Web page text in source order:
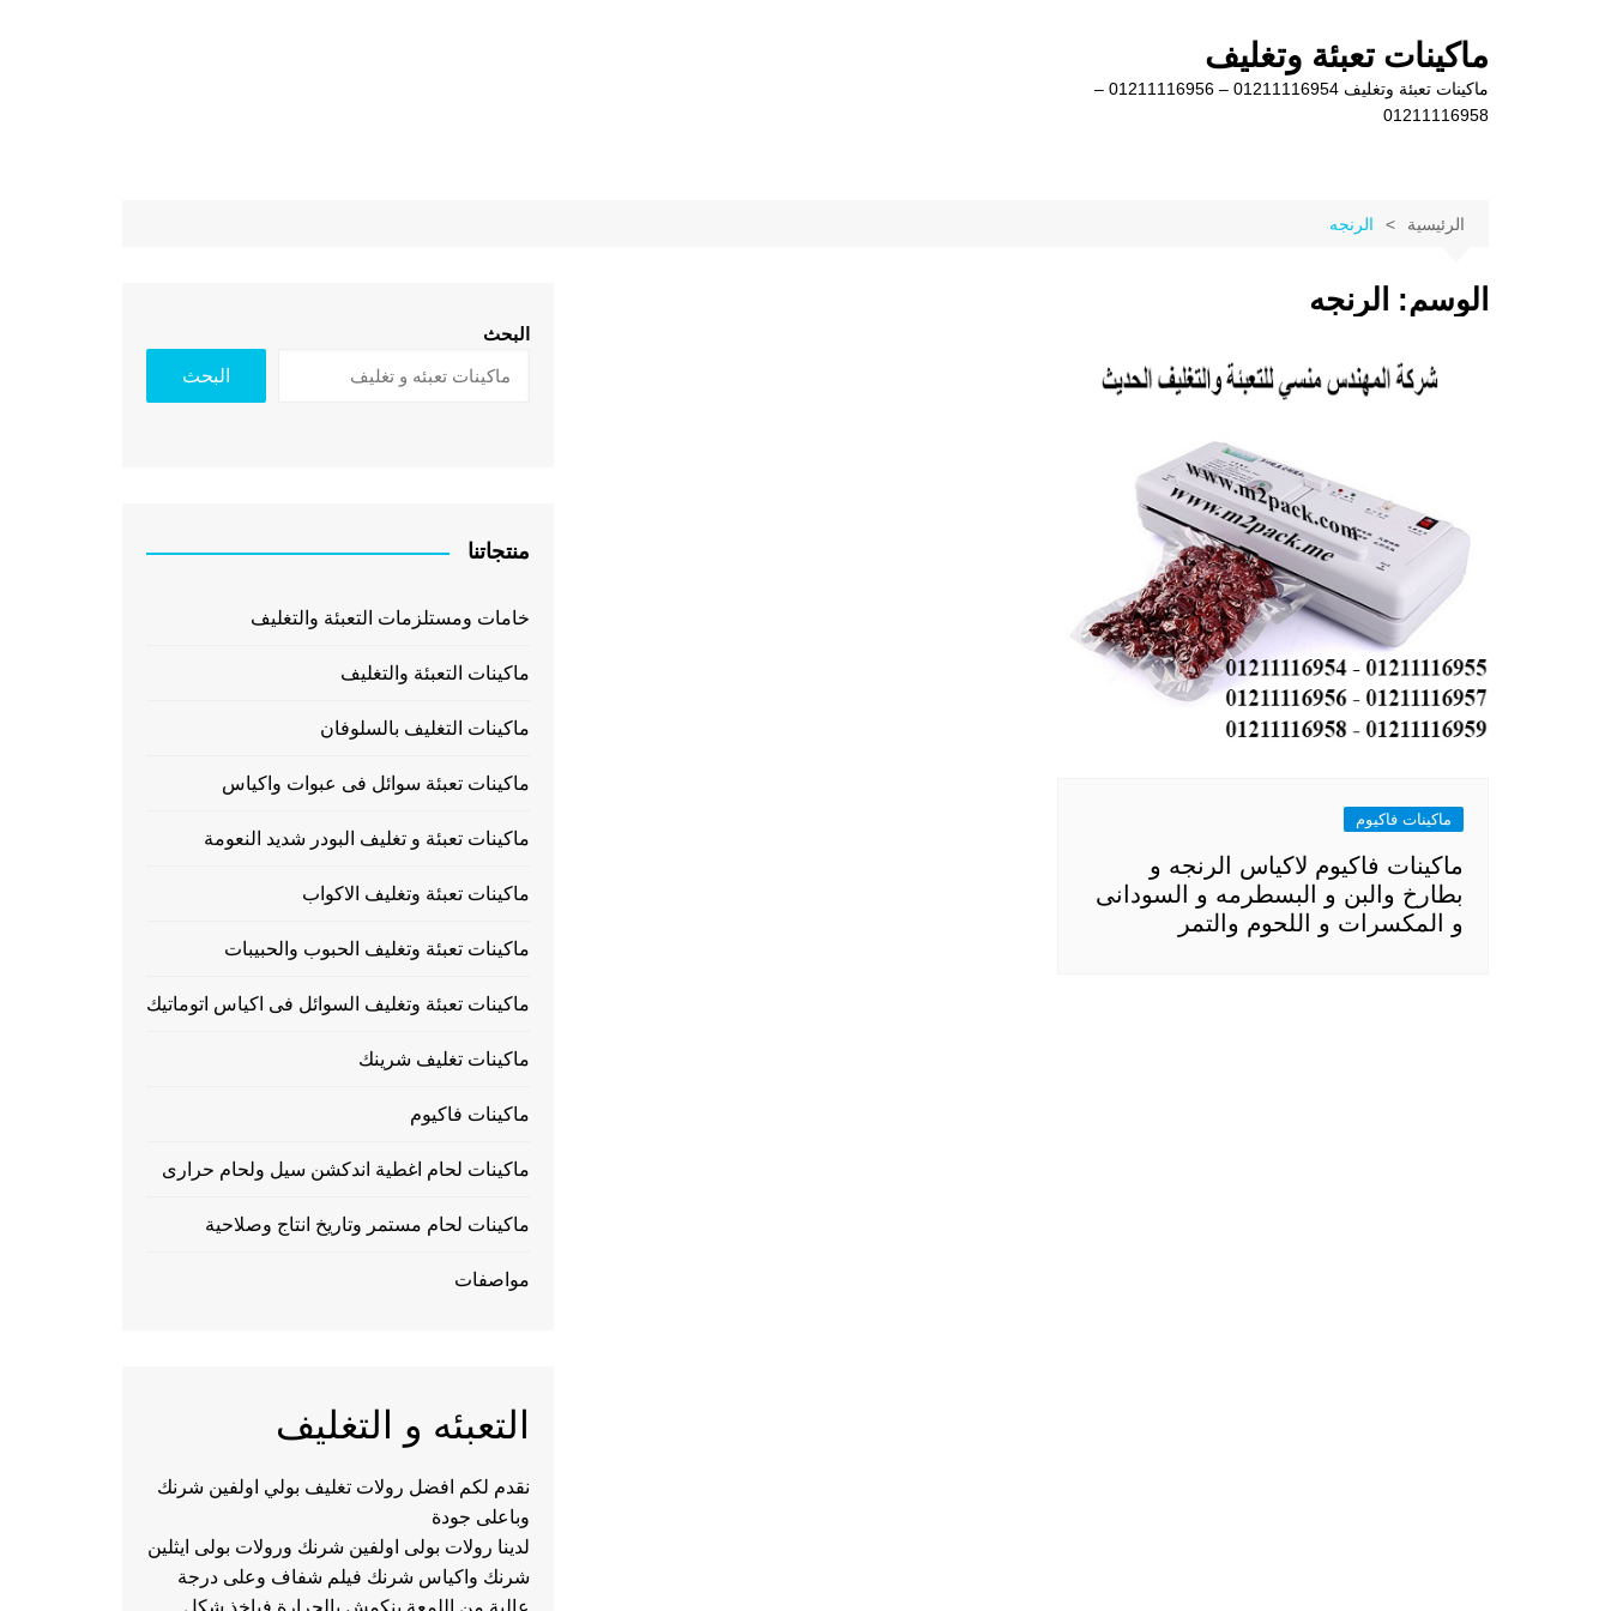
ماكينات تعبئة وتغليف
ماكينات تعبئة وتغليف 01211116954 – 01211116956 –
01211116958
الرئيسية الرنجه
الوسم: الرنجه
ماكينات فاكيوم
ماكينات فاكيوم لاكياس الرنجه و
بطارخ والبن و البسطرمه و السودانى
و المكسرات و اللحوم والتمر
البحث
البحث
منتجاتنا
خامات ومستلزمات التعبئة والتغليف
ماكينات التعبئة والتغليف
ماكينات التغليف بالسلوفان
ماكينات تعبئة سوائل فى عبوات واكياس
ماكينات تعبئة و تغليف البودر شديد النعومة
ماكينات تعبئة وتغليف الاكواب
ماكينات تعبئة وتغليف الحبوب والحبيبات
ماكينات تعبئة وتغليف السوائل فى اكياس اتوماتيك
ماكينات تغليف شرينك
ماكينات فاكيوم
ماكينات لحام اغطية اندكشن سيل ولحام حرارى
ماكينات لحام مستمر وتاريخ انتاج وصلاحية
مواصفات
التعبئه و التغليف
نقدم لكم افضل رولات تغليف بولي اولفين شرنك
وباعلى جودة
لدينا رولات بولى اولفين شرنك ورولات بولى ايثلين
شرنك واكياس شرنك فيلم شفاف وعلى درجة
عالية من اللمعة ينكمش بالحرارة فياخذ شكل